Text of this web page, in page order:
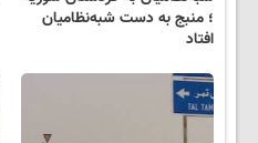
؛ منبج به دست شبه‌نظامیان
افتاد